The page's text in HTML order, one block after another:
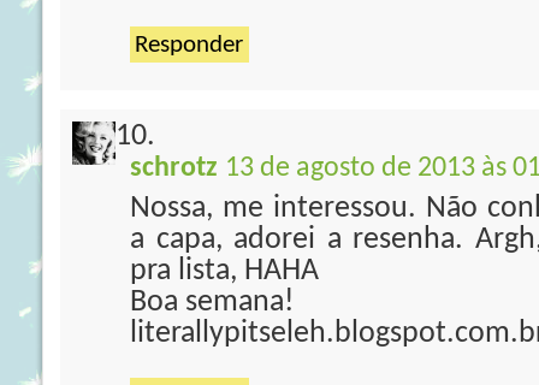
Responder
schrotz 13 de agosto de 2013 às
Nossa, me interessou. Não
a capa, adorei a resenha.
pra lista, HAHA
Boa semana!